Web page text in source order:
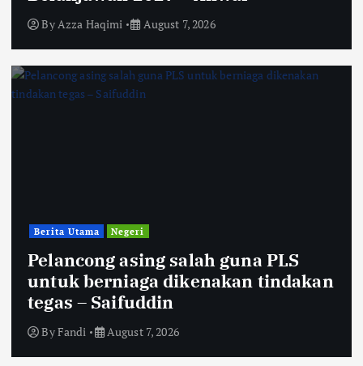
ByAzza Haqimi August 7, 2026
Berita Utama Negeri
Pelancong asing salah guna PLS
untuk berniaga dikenakan tindakan
tegas – Saifuddin
ByFandi August 7, 2026